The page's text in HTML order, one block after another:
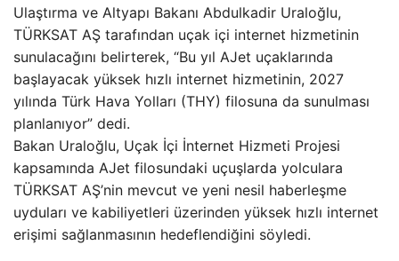
Ulaştırma ve Altyapı Bakanı Abdulkadir Uraloğlu,
TÜRKSAT AŞ tarafından uçak içi internet hizmetinin
sunulacağını belirterek, “Bu yıl AJet uçaklarında
başlayacak yüksek hızlı internet hizmetinin, 2027
yılında Türk Hava Yolları (THY) filosuna da sunulması
planlanıyor” dedi.
Bakan Uraloğlu, Uçak İçi İnternet Hizmeti Projesi
kapsamında AJet filosundaki uçuşlarda yolculara
TÜRKSAT AŞ’nin mevcut ve yeni nesil haberleşme
uyduları ve kabiliyetleri üzerinden yüksek hızlı internet
erişimi sağlanmasının hedeflendiğini söyledi.